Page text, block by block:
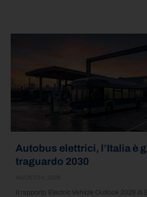
Autobus elettrici, l’Italia è
traguardo 2030
Il rapporto Electric Vehicle Outlook 2026 di